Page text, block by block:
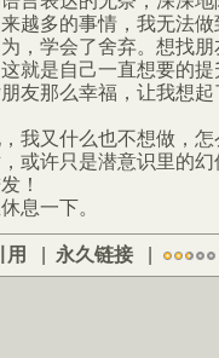
越多的事情，我无法
，学会了舍弃。想找
就是自己一直想要的
那么幸福，让我想起
又什么也不想做，怎
或许只是潜意识里的
！
一下。
用 | 永久链接 |